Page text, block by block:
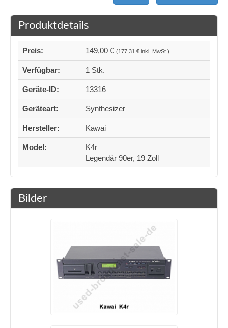
Produktdetails
Preis: 149,00 € (177,31 € inkl. MwSt.)
Verfügbar: 1 Stk.
Geräte-ID: 13316
Geräteart: Synthesizer
Hersteller: Kawai
Model:
K4r
Legendär 90er, 19 Zoll
Bilder